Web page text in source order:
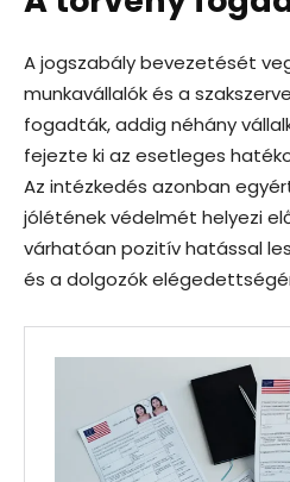
A jogszabály bevezetését
munkavállalók és a
fogadták, addig néhány
fejezte ki az esetleges
Az intézkedés azonban
jólétének védelmét helyezi
várhatóan pozitív hatással
és a dolgozók